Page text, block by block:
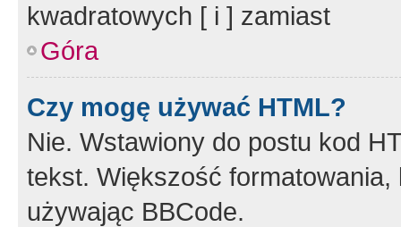
kwadratowych [ i ] zamiast
Góra
Czy mogę używać HTML?
Nie. Wstawiony do postu kod
tekst. Większość
używając BBCode.